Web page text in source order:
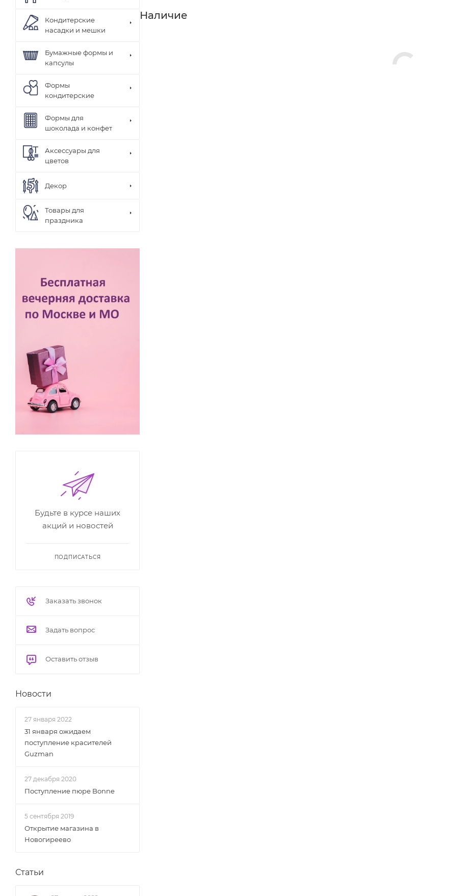
Наличие
Кондитерские
насадки и мешки
Бумажные формы и
капсулы
Формы
кондитерские
Формы для
шоколада и конфет
Аксессуары для
цветов
Декор
Товары для
праздника
Будьте в курсе наших
акций и новостей
ПОДПИСАТЬСЯ
Заказать звонок
Задать вопрос
Оставить отзыв
Новости
27 января 2022
31 января ожидаем
поступление красителей
Guzman
27 декабря 2020
Поступление пюре Bonne
5 сентября 2019
Открытие магазина в
Новогиреево
Статьи